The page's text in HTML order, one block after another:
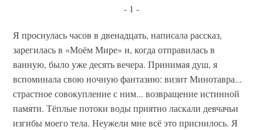
- 1 -
Я проснулась часов в двенадцать, написала рассказ,
зарегилась в «Моём Мире» и, когда отправилась в
ванную, было уже десять вечера. Принимая душ, я
вспоминала свою ночную фантазию: визит Минотавра...
страстное совокупление с ним... возвращение истинной
памяти. Тёплые потоки воды приятно ласкали девчачьи
изгибы моего тела. Неужели мне всё это приснилось. Я